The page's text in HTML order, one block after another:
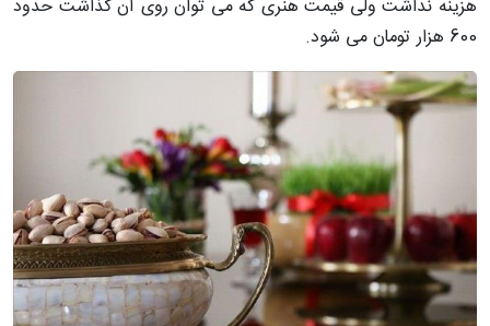
هزینه نداشت ولی قیمت هنری که می توان روی آن گذاشت حدود
600 هزار تومان می شود.